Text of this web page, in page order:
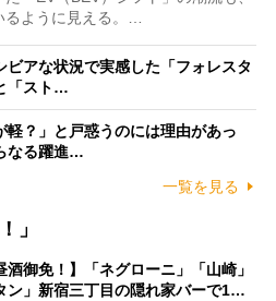
ように見える。…
ビアな状況で実感した「フォレスタ
「スト…
軽？」と戸惑うのには理由があっ
なる躍進…
一覧を見る
」
酒御免！】「ネグローニ」「山崎」
ン」新宿三丁目の隠れ家バーで1…